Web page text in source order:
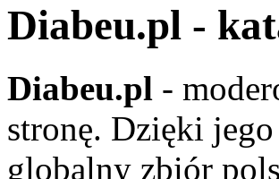
Diabeu.pl -
Diabeu.pl -
stronę. Dzięki
globalny zbiór